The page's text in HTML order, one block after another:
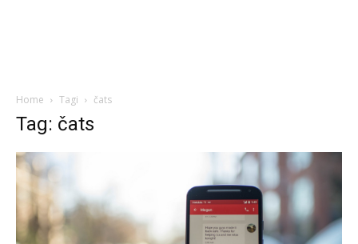
Home Tagi čats
Tag: čats